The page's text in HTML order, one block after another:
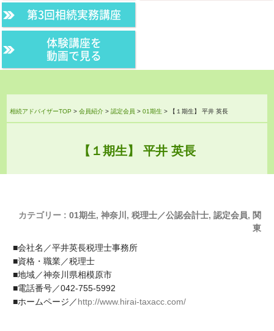
第3回相続実務講座
体験講座を
動画で見る
相続アドバイザーTOP >会員紹介 >認定会員 >01期生 > 【１期生】 平井 英長
【１期生】 平井 英長
カテゴリー : 01期生, 神奈川 , 税理士／公認会計士, 認定会員, 関
東
■会社名／平井英長税理士事務所
■資格・職業／税理士
■地域／神奈川県相模原市
■電話番号／042-755-5992
■ホームページ／http://www.hirai-taxacc.com/